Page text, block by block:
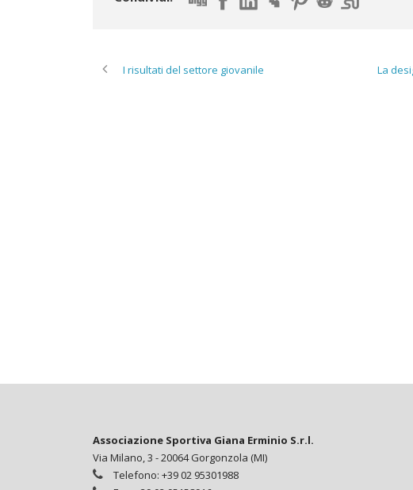
I risultati del settore giovanile La
Associazione Sportiva Giana Erminio S.r.l.
Via Milano, 3 - 20064 Gorgonzola (MI)
Telefono: +39 02 95301988